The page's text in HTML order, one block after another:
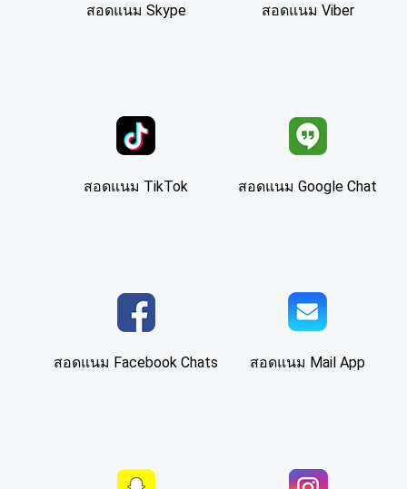
สอดแนม Skype สอดแนม Viber
สอดแนม TikTok สอดแนม Google Chat
สอดแนม Facebook Chats สอดแนม Mail App